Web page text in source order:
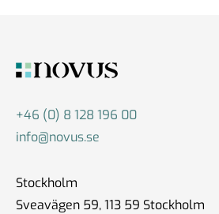
+46 (0) 8 128 196 00
info@novus.se
Stockholm
Sveavägen 59, 113 59 Stockholm